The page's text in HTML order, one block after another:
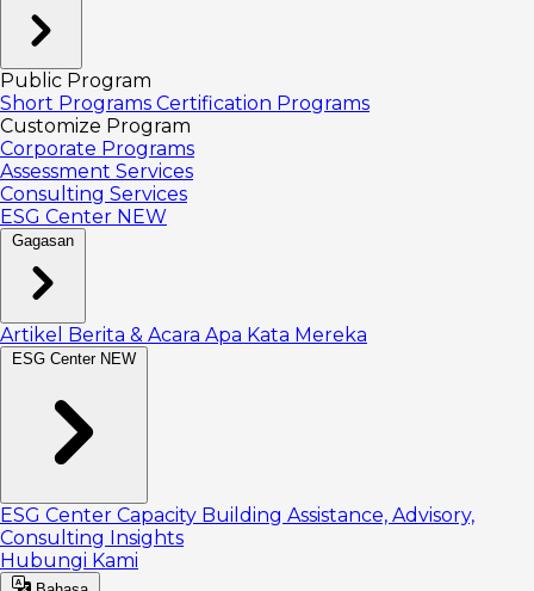
Public Program
Short Programs Certification Programs
Customize Program
Corporate Programs
Assessment Services
Consulting Services
ESG Center NEW
Gagasan
Artikel Berita & Acara Apa Kata Mereka
ESG Center NEW
ESG Center Capacity Building Assistance, Advisory,
Consulting Insights
Hubungi Kami